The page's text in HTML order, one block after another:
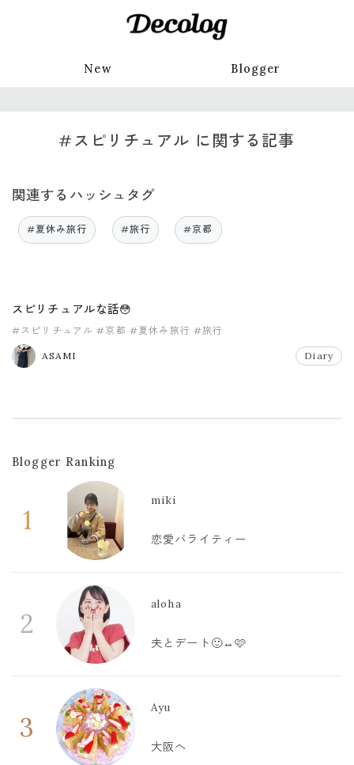
New Blogger
#スピリチュアル に関する記事
関連するハッシュタグ
#夏休み旅行 #旅行 #京都
スピリチュアルな話😳
#スピリチュアル #京都 #夏休み旅行 #旅行
ASAMI Diary
Blogger Ranking
1
miki
恋愛バライティー
2
aloha
夫とデート🙂‍↔️🩷
3
Ayu
大阪へ